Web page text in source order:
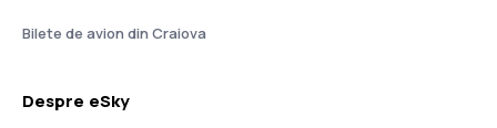
Bilete de avion din Craiova
Despre eSky